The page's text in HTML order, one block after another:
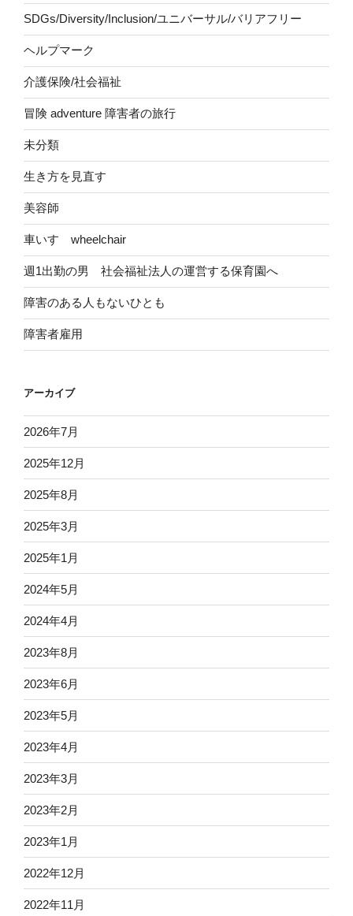
SDGs/Diversity/Inclusion/ユニバーサル/バリアフリー
ヘルプマーク
介護保険/社会福祉
冒険 adventure 障害者の旅行
未分類
生き方を見直す
美容師
車いす wheelchair
週1出勤の男 社会福祉法人の運営する保育園へ
障害のある人もないひとも
障害者雇用
アーカイブ
2026年7月
2025年12月
2025年8月
2025年3月
2025年1月
2024年5月
2024年4月
2023年8月
2023年6月
2023年5月
2023年4月
2023年3月
2023年2月
2023年1月
2022年12月
2022年11月